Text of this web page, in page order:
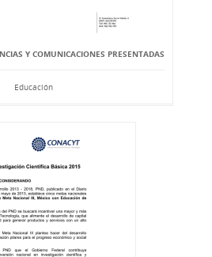
Y COMUNICACIONES PRESENTADAS
Educación